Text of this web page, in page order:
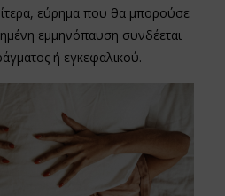
εύρημα που θα μπορούσε
εμμηνόπαυση συνδέεται
ή εγκεφαλικού.